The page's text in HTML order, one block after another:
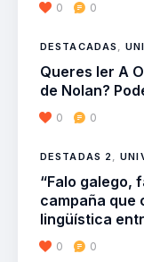
0 0
DESTACADAS ,
Queres ler A
de Nolan?
0 0
DESTADAS 2,
“Falo galego,
campaña que
lingüística
0 0